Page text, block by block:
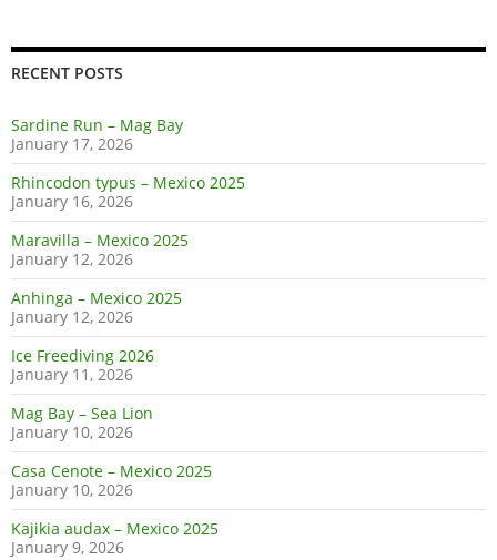
RECENT POSTS
Sardine Run – Mag Bay
January 17, 2026
Rhincodon typus – Mexico 2025
January 16, 2026
Maravilla – Mexico 2025
January 12, 2026
Anhinga – Mexico 2025
January 12, 2026
Ice Freediving 2026
January 11, 2026
Mag Bay – Sea Lion
January 10, 2026
Casa Cenote – Mexico 2025
January 10, 2026
Kajikia audax – Mexico 2025
January 9, 2026